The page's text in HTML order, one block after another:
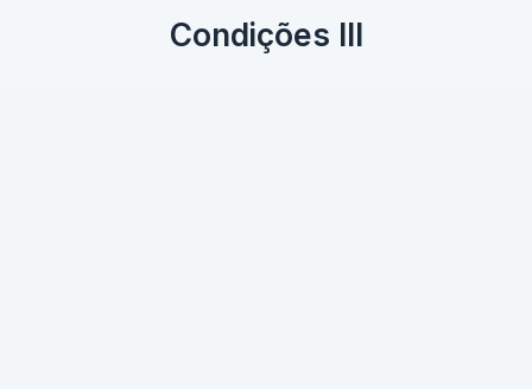
Condições III